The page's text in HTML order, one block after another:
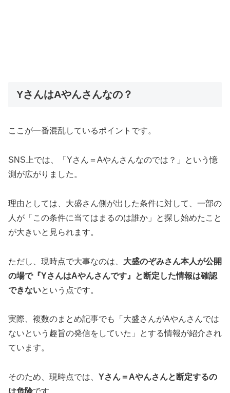
YさんはAやんさんなの？
ここが一番混乱しているポイントです。
SNS上では、「Yさん＝Aやんさんなのでは？」という憶
測が広がりました。
理由としては、大盛さん側が出した条件に対して、一部の
人が「この条件に当てはまるのは誰か」と探し始めたこと
が大きいと見られます。
ただし、現時点で大事なのは、 大盛のぞみさん本人が公開
の場で『YさんはAやんさんです』と断定した情報は確認
できないという点です。
実際、複数のまとめ記事でも「大盛さんがAやんさんでは
ないという趣旨の発信をしていた」とする情報が紹介され
ています。
そのため、現時点では、 Yさん＝Aやんさんと断定するの